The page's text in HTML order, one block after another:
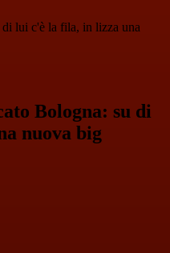
lui c'è la fila, in lizza una
Bologna: su di
nuova big